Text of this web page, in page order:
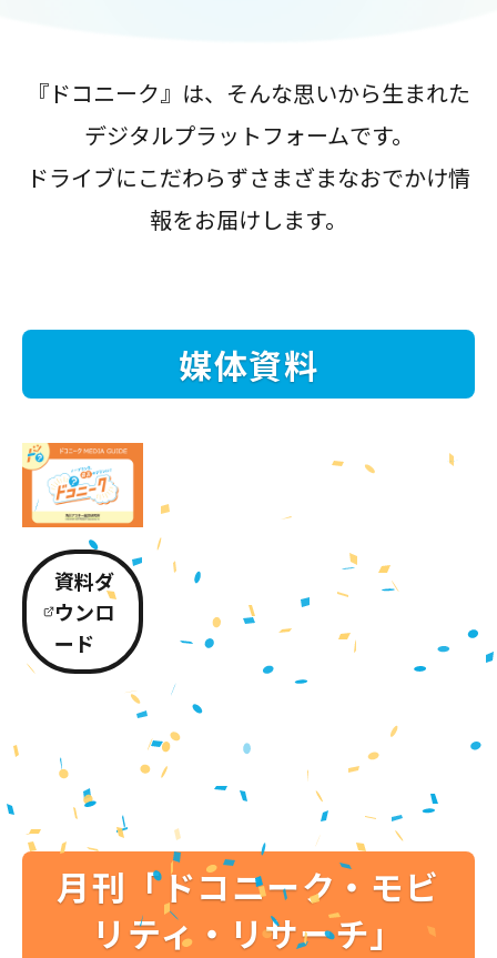
『ドコニーク』は、そんな思いから生まれた
デジタルプラットフォームです。
ドライブにこだわらずさまざまなおでかけ情
報をお届けします。
媒体資料
資料ダ
ウンロ
ード
月刊「ドコニーク・モビ
リティ・リサーチ」